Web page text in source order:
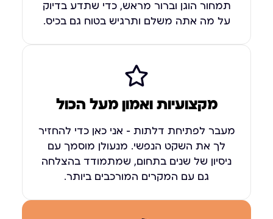
תמחור הוגן וברור מראש, כדי שתדע בדיוק
על מה אתה משלם ותרגיש בטוח גם בכיס.
מקצועיות ואמון מעל הכול
מעבר לפתיחת דלתות – אני כאן כדי להחזיר
לך את השקט הנפשי. מנעולן מוסמך עם
ניסיון של שנים בתחום, שמתמודד בהצלחה
גם עם המקרים המורכבים ביותר.